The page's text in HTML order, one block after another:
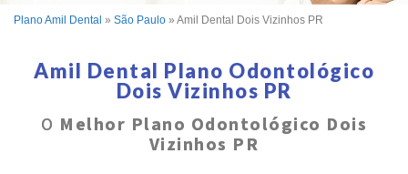
Plano Amil Dental » São Paulo » Amil Dental Dois Vizinhos PR
Amil Dental Plano Odontológico
Dois Vizinhos PR
O Melhor Plano Odontológico Dois
Vizinhos PR